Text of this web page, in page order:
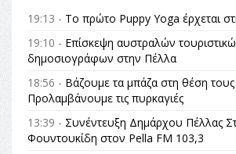
19:13 - Το πρώτο Puppy Yoga έρχεται
19:10 - Επίσκεψη αυστραλών
δημοσιογράφων στην Πέλλα
18:56 - Βάζουμε τα μπάζα στη θέση
Προλαμβάνουμε τις πυρκαγιές
13:39 - Συνέντευξη Δημάρχου Πέλλας
Φουντουκίδη στον Pella FM 103,3